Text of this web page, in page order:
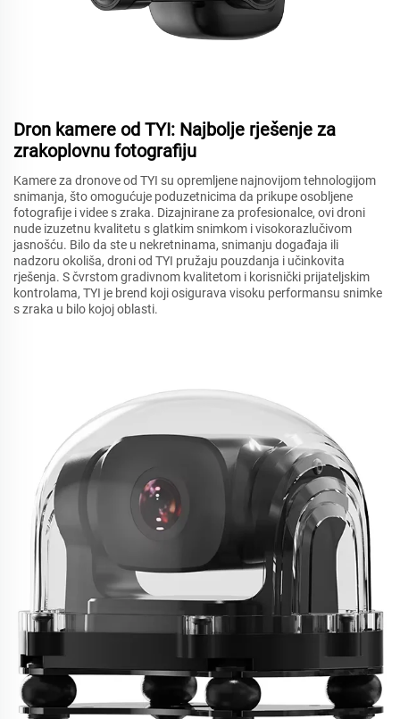
Dron kamere od TYI: Najbolje rješenje za
zrakoplovnu fotografiju
Kamere za dronove od TYI su opremljene najnovijom tehnologijom
snimanja, što omogućuje poduzetnicima da prikupe osobljene
fotografije i videe s zraka. Dizajnirane za profesionalce, ovi droni
nude izuzetnu kvalitetu s glatkim snimkom i visokorazlučivom
jasnošću. Bilo da ste u nekretninama, snimanju događaja ili
nadzoru okoliša, droni od TYI pružaju pouzdanja i učinkovita
rješenja. S čvrstom gradivnom kvalitetom i korisnički prijateljskim
kontrolama, TYI je brend koji osigurava visoku performansu snimke
s zraka u bilo kojoj oblasti.